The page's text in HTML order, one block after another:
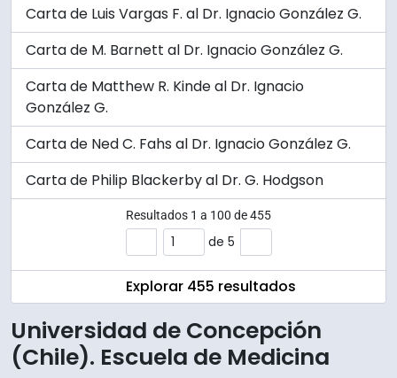
Carta de Luis Vargas F. al Dr. Ignacio González G.
Carta de M. Barnett al Dr. Ignacio González G.
Carta de Matthew R. Kinde al Dr. Ignacio
González G.
Carta de Ned C. Fahs al Dr. Ignacio González G.
Carta de Philip Blackerby al Dr. G. Hodgson
Resultados 1 a 100 de 455
de 5
Explorar 455 resultados
Universidad de Concepción
(Chile). Escuela de Medicina